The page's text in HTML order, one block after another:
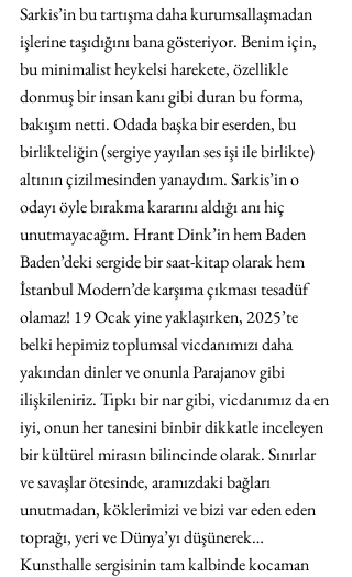
Sarkis’in bu tartışma daha kurumsallaşmadan
işlerine taşıdığını bana gösteriyor. Benim için,
bu minimalist heykelsi harekete, özellikle
donmuş bir insan kanı gibi duran bu forma,
bakışım netti. Odada başka bir eserden, bu
birlikteliğin (sergiye yayılan ses işi ile birlikte)
altının çizilmesinden yanaydım. Sarkis’in o
odayı öyle bırakma kararını aldığı anı hiç
unutmayacağım. Hrant Dink’in hem Baden
Baden’deki sergide bir saat-kitap olarak hem
İstanbul Modern’de karşıma çıkması tesadüf
olamaz! 19 Ocak yine yaklaşırken, 2025’te
belki hepimiz toplumsal vicdanımızı daha
yakından dinler ve onunla Parajanov gibi
ilişkileniriz. Tıpkı bir nar gibi, vicdanımız da en
iyi, onun her tanesini binbir dikkatle inceleyen
bir kültürel mirasın bilincinde olarak. Sınırlar
ve savaşlar ötesinde, aramızdaki bağları
unutmadan, köklerimizi ve bizi var eden eden
toprağı, yeri ve Dünya’yı düşünerek…
Kunsthalle sergisinin tam kalbinde kocaman